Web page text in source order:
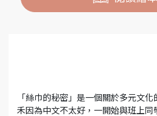
「絲巾的秘密」是一個關於多元文
禾因為中文不太好，一開始與班上